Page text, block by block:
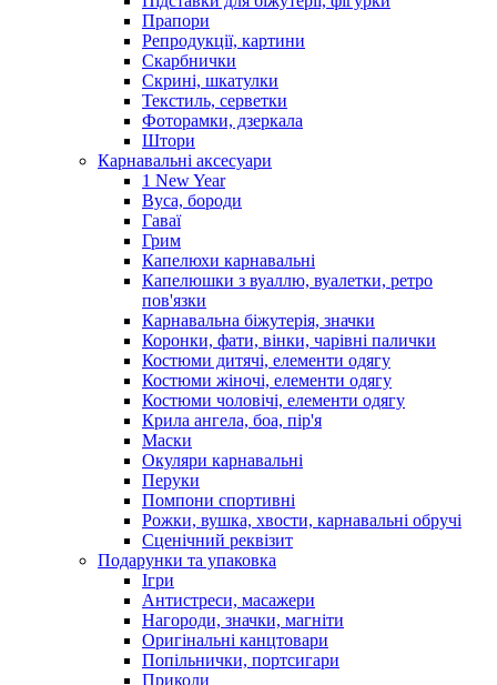
Прапори
Репродукції, картини
Скарбнички
Скрині, шкатулки
Текстиль, серветки
Фоторамки, дзеркала
Штори
Карнавальні аксесуари
1 New Year
Вуса, бороди
Гаваї
Грим
Капелюхи карнавальні
Капелюшки з вуаллю, вуалетки, ретро
пов'язки
Карнавальна біжутерія, значки
Коронки, фати, вінки, чарівні палички
Костюми дитячі, елементи одягу
Костюми жіночі, елементи одягу
Костюми чоловічі, елементи одягу
Крила ангела, боа, пір'я
Маски
Окуляри карнавальні
Перуки
Помпони спортивні
Рожки, вушка, хвости, карнавальні обручі
Сценічний реквізит
Подарунки та упаковка
Ігри
Антистреси, масажери
Нагороди, значки, магніти
Оригінальні канцтовари
Попільнички, портсигари
Приколи